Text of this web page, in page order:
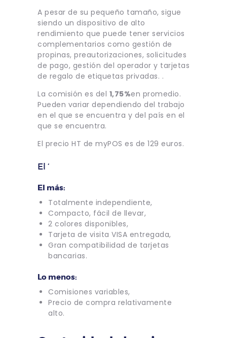
A pesar de su pequeño tamaño, sigue
siendo un dispositivo de alto
rendimiento que puede tener servicios
complementarios como gestión de
propinas, preautorizaciones, solicitudes
de pago, gestión del operador y tarjetas
de regalo de etiquetas privadas. .
La comisión es del 1,75%en promedio.
Pueden variar dependiendo del trabajo
en el que se encuentra y del país en el
que se encuentra.
El precio HT de myPOS es de 129 euros.
El ‘
El más:
Totalmente independiente,
Compacto, fácil de llevar,
2 colores disponibles,
Tarjeta de visita VISA entregada,
Gran compatibilidad de tarjetas
bancarias.
Lo menos:
Comisiones variables,
Precio de compra relativamente
alto.